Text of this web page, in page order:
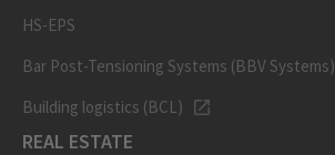
HS-EPS
Bar Post-Tensioning Systems (BBV Systems)
Building logistics (BCL)
REAL ESTATE